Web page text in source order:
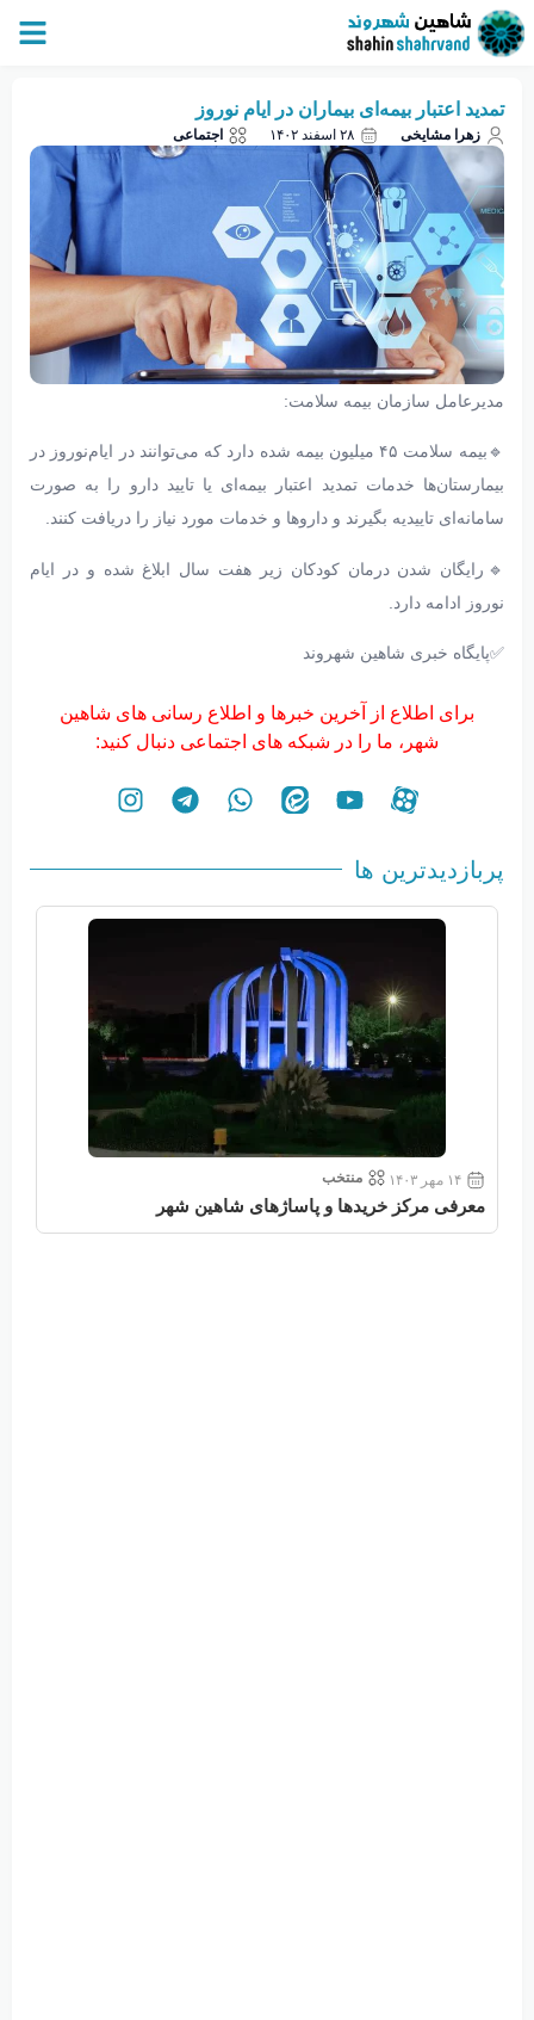
تمدید اعتبار بیمه‌ای بیماران در ایام نوروز
زهرا مشایخی ۲۸ اسفند ۱۴۰۲ اجتماعی
مدیر‌عامل سازمان بیمه سلامت:
🔹بیمه سلامت ۴۵ میلیون بیمه شده دارد که می‌توانند در ایام‌نوروز در
بیمارستان‌ها خدمات تمدید اعتبار بیمه‌ای یا تایید دارو را به صورت
سامانه‌ای تاییدیه بگیرند و دارو‌ها و خدمات مورد نیاز را دریافت کنند.
🔹رایگان شدن درمان کودکان زیر هفت سال ابلاغ شده و در ایام
نوروز ادامه دارد.
✅پایگاه خبری شاهین شهروند
برای اطلاع از آخرین خبرها و اطلاع رسانی های شاهین
شهر، ما را در شبکه های اجتماعی دنبال کنید:
پربازدیدترین ها
۱۴ مهر ۱۴۰۳ منتخب
معرفی مرکز خریدها و پاساژهای شاهین شهر